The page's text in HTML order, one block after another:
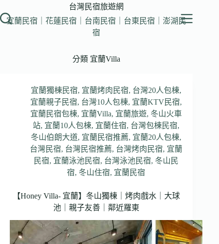
至
台灣民宿旅遊網
宜蘭民宿｜花蓮民宿｜台南民宿｜台東民宿｜澎湖民
宿
分類 宜蘭Villa
宜蘭獨棟民宿, 宜蘭烤肉民宿, 台灣20人包棟,
宜蘭親子民宿, 台灣10人包棟, 宜蘭KTV民宿,
宜蘭民宿包棟, 宜蘭Villa, 宜蘭旅遊, 冬山火車
站, 宜蘭10人包棟, 宜蘭住宿, 台灣包棟民宿,
冬山伯朗大道, 宜蘭民宿推薦, 宜蘭20人包棟,
台灣民宿, 台灣民宿推薦, 台灣烤肉民宿, 宜蘭
民宿, 宜蘭泳池民宿, 台灣泳池民宿, 冬山民
宿, 冬山住宿, 宜蘭民宿
【Honey Villa- 宜蘭】冬山獨棟｜烤肉戲水｜大球
池｜親子友善｜鄰近羅東